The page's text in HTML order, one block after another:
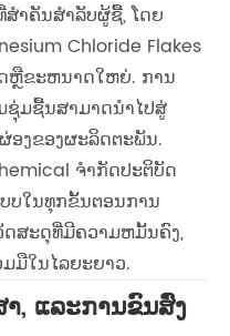
າຄັນສໍາລັບຜູ້ຊື້, ໂດຍ
Chloride Flakes
ຫຼືຂະຫນາດໃຫຍ່. ການ
ມຊື້ນສາມາດນໍາໄປສູ່
ງຂອງຜະລິດຕະພັນ.
ຈໍາກັດປະຕິບັດ
ບໃນທຸກຂັ້ນຕອນການ
ສະດຸທີ່ມີຄວາມຫມັ້ນຄົງ,
ມືໃນໄລຍະຍາວ.
, ແລະການຂົນສົ່ງ